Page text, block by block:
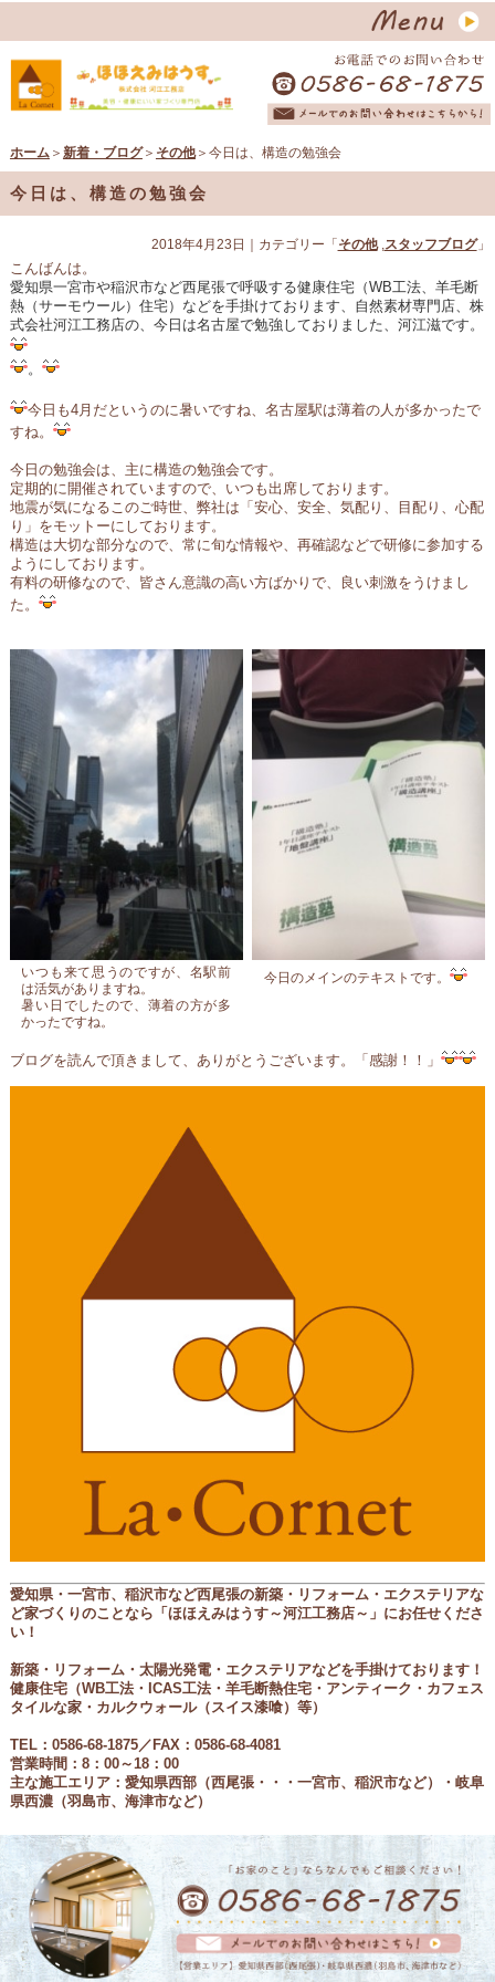
ホーム＞ 新着・ブログ＞ その他＞今日は、構造の勉強会
今日は、構造の勉強会
2018年4月23日 ｜カテゴリー「 その他,スタッフブログ」
こんばんは。
愛知県一宮市や稲沢市など西尾張で呼吸する健康住宅（WB工法、羊毛断
熱（サーモウール）住宅）などを手掛けております、自然素材専門店、株
式会社河江工務店の、今日は名古屋で勉強しておりました、河江滋です。
。
今日も4月だというのに暑いですね、名古屋駅は薄着の人が多かったで
すね。
今日の勉強会は、主に構造の勉強会です。
定期的に開催されていますので、いつも出席しております。
地震が気になるこのご時世、弊社は「安心、安全、気配り、目配り、心配
り」をモットーにしております。
構造は大切な部分なので、常に旬な情報や、再確認などで研修に参加する
ようにしております。
有料の研修なので、皆さん意識の高い方ばかりで、良い刺激をうけまし
た。
いつも来て思うのですが、名駅前
は活気がありますね。
暑い日でしたので、薄着の方が多
かったですね。
今日のメインのテキストです。
ブログを読んで頂きまして、ありがとうございます。「感謝！！」
愛知県・一宮市、稲沢市など西尾張の新築・リフォーム・エクステリアな
ど家づくりのことなら 「ほほえみはうす～河江工務店～」にお任せくださ
い！
新築・リフォーム・太陽光発電・エクステリアなどを手掛けております！
健康住宅（WB工法・ICAS工法・羊毛断熱住宅・アンティーク・カフェス
タイルな家・カルクウォール（スイス漆喰）等）
TEL：0586-68-1875／FAX：0586-68-4081
営業時間：8：00～18：00
主な施工エリア：愛知県西部（西尾張・・・一宮市、稲沢市など）・岐阜
県西濃（羽島市、海津市など）